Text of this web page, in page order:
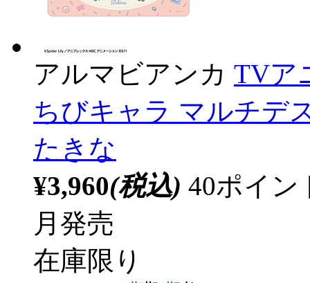
アルマビアンカ TVア
ちびキャラ マルチデ
たきな
¥3,960(税込) 40ポイ
月発売
在庫限り